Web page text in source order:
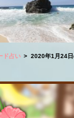
ド占い 2020年1月24